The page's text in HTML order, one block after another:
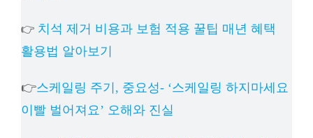
👉 치석 제거 비용과 보험 적용 꿀팁 매년 혜택
활용법 알아보기
👉스케일링 주기, 중요성- ‘스케일링 하지마세요
이빨 벌어져요’ 오해와 진실